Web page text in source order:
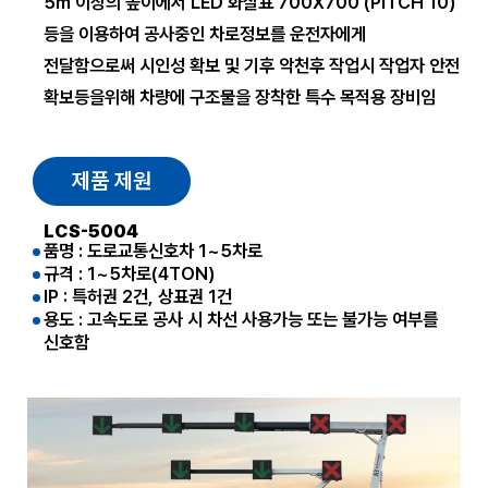
등을 이용하여 공사중인 차로정보를 운전자에게
전달함으로써 시인성 확보 및 기후 악천후 작업시 작업자 안전
확보등을위해 차량에 구조물을 장착한 특수 목적용 장비임
제품 제원
LCS-5004
품명 : 도로교통신호차 1~5차로
규격 : 1~5차로(4TON)
IP : 특허권 2건, 상표권 1건
용도 : 고속도로 공사 시 차선 사용가능 또는 불가능 여부를
신호함